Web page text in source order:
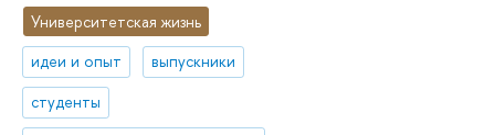
Университетская жизнь
идеи и опыт
выпускники
студенты